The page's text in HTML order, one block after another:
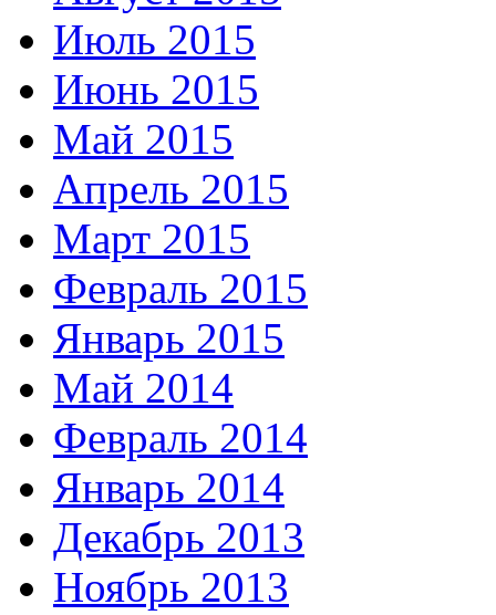
Июль 2015
Июнь 2015
Май 2015
Апрель 2015
Март 2015
Февраль 2015
Январь 2015
Май 2014
Февраль 2014
Январь 2014
Декабрь 2013
Ноябрь 2013